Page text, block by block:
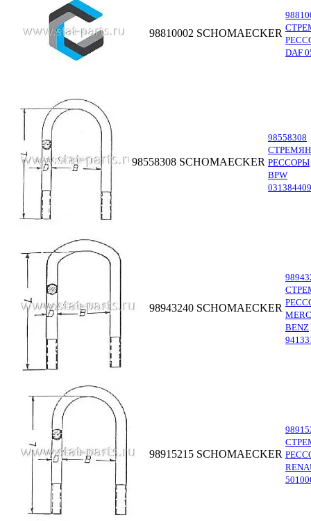
98810002 SCHOMAECKER
DAF
98558308 SCHOMAECKER
98558308
РЕССОРЫ
BPW
98943240 SCHOMAECKER
BENZ
98915215 SCHOMAECKER